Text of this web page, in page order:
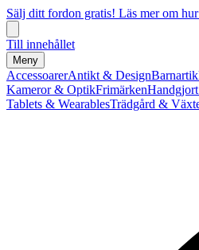
Sälj ditt fordon gratis! Läs mer om
Till innehållet
Meny
AccessoarerAntikt & Design
Kameror & OptikFrimärken
Tablets & WearablesTrädgård &